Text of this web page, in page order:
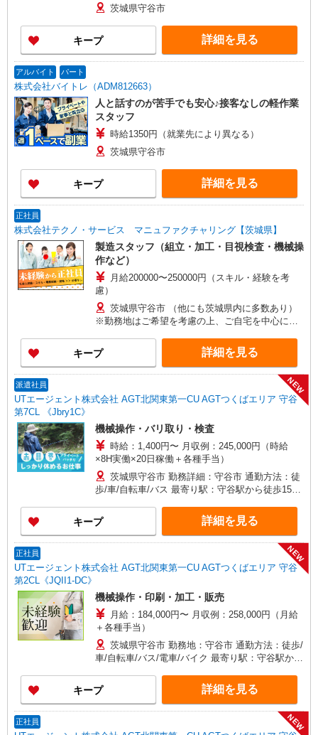
茨城県守谷市
キープ 詳細を見る
アルバイト パート
株式会社バイトレ（ADM812663）
人と話すのが苦手でも安心♪接客なしの軽作業
スタッフ
時給1350円（就業先により異なる）
茨城県守谷市
キープ 詳細を見る
正社員
株式会社テクノ・サービス マニュファクチャリング【茨城県】
製造スタッフ（組立・加工・目視検査・機械操
作など）
月給200000〜250000円（スキル・経験を考
慮）
茨城県守谷市 （他にも茨城県内に多数あり）
※勤務地はご希望を考慮の上、ご自宅を中心に通
し）
キープ 詳細を見る
派遣社員
UTエージェント株式会社 AGT北関東第一CU AGTつくばエリア 守谷
第7CL 《Jbry1C》
NEW
機械操作・バリ取り・検査
時給：1,400円〜 月収例：245,000円（時給
×8H実働×20日稼働＋各種手当）
茨城県守谷市 勤務詳細：守谷市 通勤方法：徒
歩/車/自転車/バス 最寄り駅：守谷駅から徒歩15
キープ 詳細を見る
正社員
UTエージェント株式会社 AGT北関東第一CU AGTつくばエリア 守谷
第2CL《JQII1-DC》
NEW
機械操作・印刷・加工・販売
月給：184,000円〜 月収例：258,000円（月給
＋各種手当）
茨城県守谷市 勤務地：守谷市 通勤方法：徒歩/
車/自転車/バス/電車/バイク 最寄り駅：守谷駅から
キープ 詳細を見る
正社員 NEW